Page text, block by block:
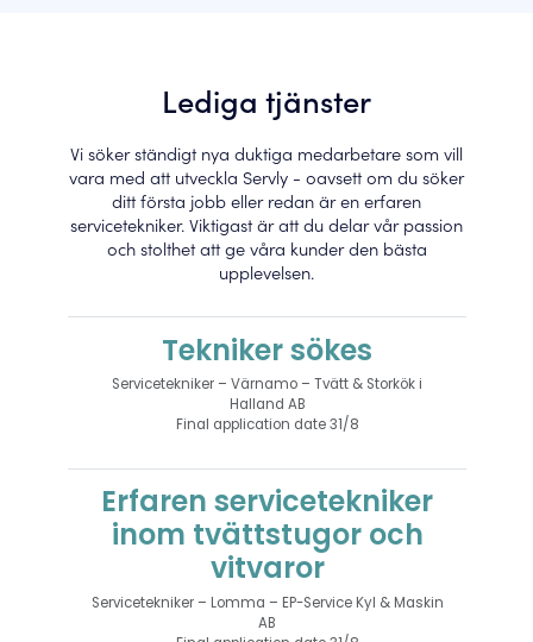
Lediga tjänster
Vi söker ständigt nya duktiga medarbetare som vill
vara med att utveckla Servly - oavsett om du söker
ditt första jobb eller redan är en erfaren
servicetekniker. Viktigast är att du delar vår passion
och stolthet att ge våra kunder den bästa
upplevelsen.